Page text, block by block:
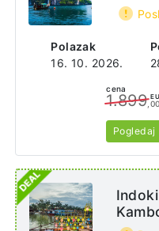
Polazak
16. 10. 2026.
cena
1.899,00
Pogledaj